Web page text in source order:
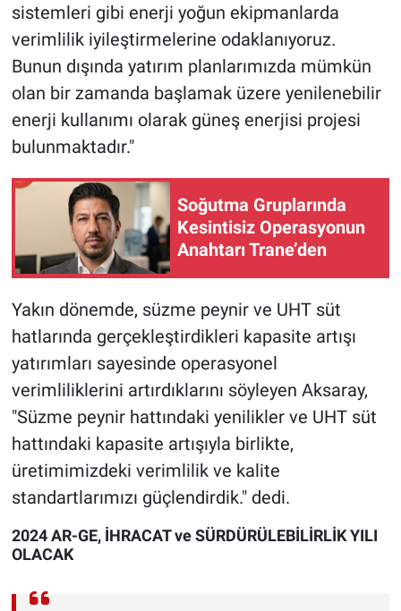
sistemleri gibi enerji yoğun ekipmanlarda
verimlilik iyileştirmelerine odaklanıyoruz.
Bunun dışında yatırım planlarımızda mümkün
olan bir zamanda başlamak üzere yenilenebilir
enerji kullanımı olarak güneş enerjisi projesi
bulunmaktadır."
Soğutma Gruplarında
Kesintisiz Operasyonun
Anahtarı Trane’den
Yakın dönemde, süzme peynir ve UHT süt
hatlarında gerçekleştirdikleri kapasite artışı
yatırımları sayesinde operasyonel
verimliliklerini artırdıklarını söyleyen Aksaray,
"Süzme peynir hattındaki yenilikler ve UHT süt
hattındaki kapasite artışıyla birlikte,
üretimimizdeki verimlilik ve kalite
standartlarımızı güçlendirdik." dedi.
2024 AR-GE, İHRACAT ve SÜRDÜRÜLEBİLİRLİK YILI
OLACAK